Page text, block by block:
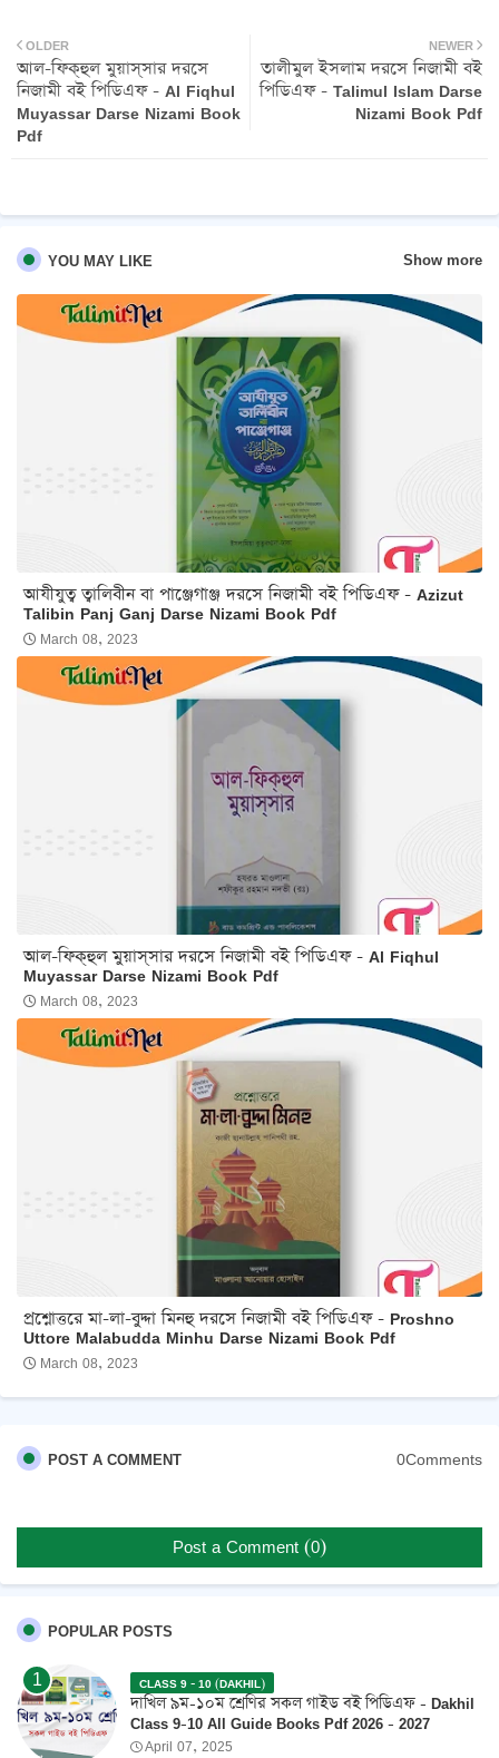
atsa
NEWER
তালীমুল ইসলাম দরসে নিজামী বই
পিডিএফ - Talimul Islam Darse
Nizami Book Pdf
OLDER
আল-ফিক্‌হুল মুয়াস্‌সার দরসে
নিজামী বই পিডিএফ - Al Fiqhul
Muyassar Darse Nizami Book
Pdf
YOU MAY LIKE Show more
আযীযুত্ব ত্বালিবীন বা পাঞ্জেগাঞ্জ দরসে নিজামী বই পিডিএফ - Azizut
Talibin Panj Ganj Darse Nizami Book Pdf
March 08, 2023
আল-ফিক্‌হুল মুয়াস্‌সার দরসে নিজামী বই পিডিএফ - Al Fiqhul
Muyassar Darse Nizami Book Pdf
March 08, 2023
প্রশ্নোত্তরে মা-লা-বুদ্দা মিনহু দরসে নিজামী বই পিডিএফ - Proshno
Uttore Malabudda Minhu Darse Nizami Book Pdf
March 08, 2023
POST A COMMENT 0Comments
Post a Comment (0)
POPULAR POSTS
CLASS 9 - 10 (DAKHIL)
দাখিল ৯ম-১০ম শ্রেণির সকল গাইড বই পিডিএফ - Dakhil
Class 9-10 All Guide Books Pdf 2026 - 2027
April 07, 2025